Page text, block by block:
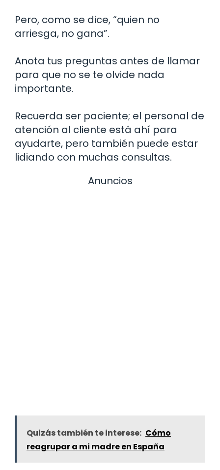
Pero, como se dice, “quien no
arriesga, no gana”.
Anota tus preguntas antes de llamar
para que no se te olvide nada
importante.
Recuerda ser paciente; el personal de
atención al cliente está ahí para
ayudarte, pero también puede estar
lidiando con muchas consultas.
Anuncios
Quizás también te interese: Cómo
reagrupar a mi madre en España